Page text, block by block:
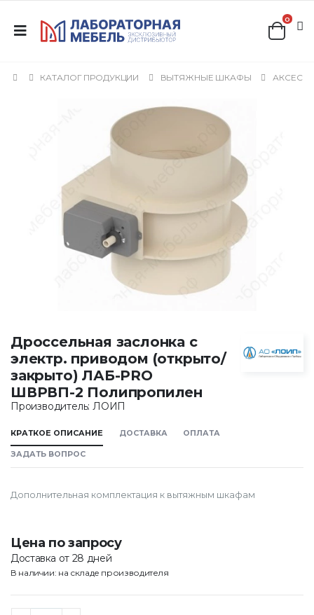
0
КАТАЛОГ ПРОДУКЦИИ ВЫТЯЖНЫЕ ШКАФЫ
Дроссельная заслонка с
электр. приводом (открыто/
закрыто) ЛАБ-PRO
ШВРВП-2 Полипропилен
Производитель: ЛОИП
КРАТКОЕ ОПИСАНИЕ ДОСТАВКА ОПЛАТА
ЗАДАТЬ ВОПРОС
Дополнительная комплектация к вытяжным шкафам
Цена по запросу
Доставка от 28 дней
В наличии: на складе производителя